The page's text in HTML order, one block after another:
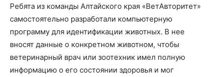
Ребята из команды Алтайского края «ВетАвторитет»
самостоятельно разработали компьютерную
программу для идентификации животных. В нее
вносят данные о конкретном животном, чтобы
ветеринарный врач или зоотехник имел полную
информацию о его состоянии здоровья и мог